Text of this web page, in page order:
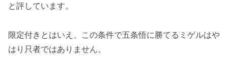
と評しています。
限定付きとはいえ、この条件で五条悟に勝てるミゲルはや
はり只者ではありません。